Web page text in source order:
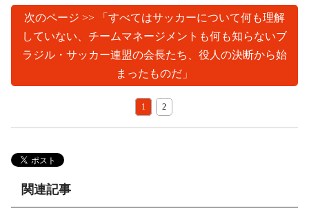
次のページ >> 「すべてはサッカーについて何も理解
していない、チームマネージメントも何も知らないブ
ラジル・サッカー連盟の会長たち、役人の決断から始
まったものだ」
1 2
関連記事